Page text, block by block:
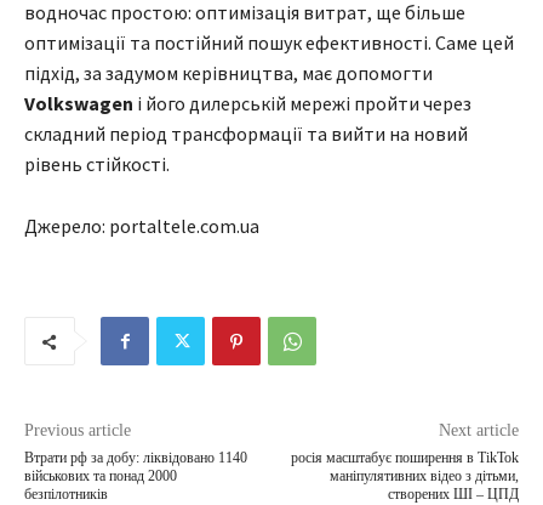
водночас простою: оптимізація витрат, ще більше
оптимізації та постійний пошук ефективності. Саме цей
підхід, за задумом керівництва, має допомогти
Volkswagen і його дилерській мережі пройти через
складний період трансформації та вийти на новий
рівень стійкості.
Джерело: portaltele.com.ua
Previous article
Втрати рф за добу: ліквідовано 1140
військових та понад 2000
безпілотників
Next article
росія масштабує поширення в TikTok
маніпулятивних відео з дітьми,
створених ШІ – ЦПД